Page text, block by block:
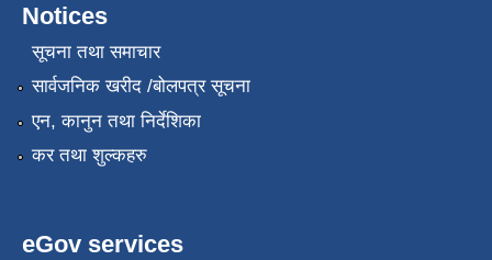
Notices
सूचना तथा समाचार
सार्वजनिक खरीद /बोलपत्र सूचना
एन, कानुन तथा निर्देशिका
कर तथा शुल्कहरु
eGov services